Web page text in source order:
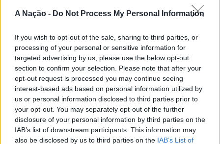
A Nação - Do Not Process My Personal Information
If you wish to opt-out of the sale, sharing to third parties, or
processing of your personal or sensitive information for
targeted advertising by us, please use the below opt-out
section to confirm your selection. Please note that after your
opt-out request is processed you may continue seeing
interest-based ads based on personal information utilized by
us or personal information disclosed to third parties prior to
your opt-out. You may separately opt-out of the further
disclosure of your personal information by third parties on the
IAB’s list of downstream participants. This information may
also be disclosed by us to third parties on the IAB’s List of
estimulam continuamente o sistema de recompensa do
cérebro, favorecendo a fadiga mental, a dificuldade de
tarefas inacabadas permanecem ativas na memória e
aumentam a sensação de sobrecarga, enquanto o stress
prolongado pode elevar os níveis de cortisol e
prejudicar o desempenho cognitivo.
Fabiano de Abreu Agrela Rodrigues ressalta que não há
evidências de que o ambiente digital provoque mudanças
genéticas na espécie humana. A adaptação observada,
afirma, ocorre por meio da neuroplasticidade, processo
ATUALIDADE
“Millennium Estoril Open 2026”
regressou ao circuito ATP com
vitória do francês Luca Van Assche
Publicado
07/08/2026
Por Ígor Lopes